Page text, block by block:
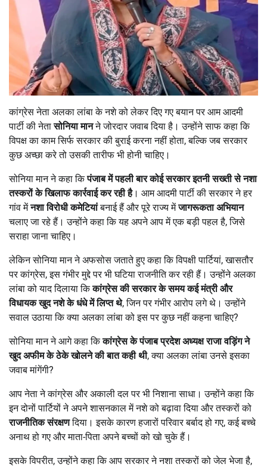
कांग्रेस नेता अलका लांबा के नशे को लेकर दिए गए बयान पर आम आदमी
पार्टी की नेतासोनिया मानने जोरदार जवाब दिया है। उन्होंने साफ कहा कि
विपक्ष का काम सिर्फ सरकार की बुराई करना नहीं होता, बल्कि जब सरकार
कुछ अच्छा करे तो उसकी तारीफ भी होनी चाहिए।
सोनिया मान ने कहा किपंजाब में पहली बार कोई सरकार इतनी सख्ती से नशा
तस्करों के खिलाफ कार्रवाई कर रही है। आम आदमी पार्टी की सरकार ने हर
गांव मेंनशा विरोधी कमेटियांबनाई हैं और पूरे राज्य मेंजागरूकता अभियान
चलाए जा रहे हैं। उन्होंने कहा कि यह अपने आप में एक बड़ी पहल है, जिसे
सराहा जाना चाहिए।
लेकिन सोनिया मान ने अफसोस जताते हुए कहा कि विपक्षी पार्टियां, खासतौर
पर कांग्रेस, इस गंभीर मुद्दे पर भी घटिया राजनीति कर रही हैं। उन्होंने अलका
लांबा को याद दिलाया किकांग्रेस की सरकार के समय कई मंत्री और
विधायक खुद नशे के धंधे में लिप्त थे, जिन पर गंभीर आरोप लगे थे। उन्होंने
सवाल उठाया कि क्या अलका लांबा को इस पर कुछ नहीं कहना चाहिए?
सोनिया मान ने आगे कहा किकांग्रेस के पंजाब प्रदेश अध्यक्ष राजा वड़िंग ने
खुद अफीम के ठेके खोलने की बात कही थी, क्या अलका लांबा उनसे इसका
जवाब मांगेंगी?
आप नेता ने कांग्रेस और अकाली दल पर भी निशाना साधा। उन्होंने कहा कि
इन दोनों पार्टियों ने अपने शासनकाल में नशे को बढ़ावा दिया और तस्करों को
राजनीतिक संरक्षणदिया। इसके कारण हजारों परिवार बर्बाद हो गए, कई बच्चे
अनाथ हो गए और माता-पिता अपने बच्चों को खो चुके हैं।
इसके विपरीत, उन्होंने कहा कि आप सरकार ने नशा तस्करों को जेल भेजा है,